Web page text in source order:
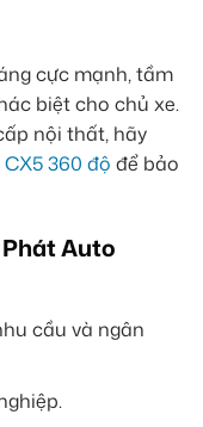
cực mạnh, tầm
biệt cho chủ xe.
nội thất, hãy
360 độ để bảo
Auto
cầu và ngân